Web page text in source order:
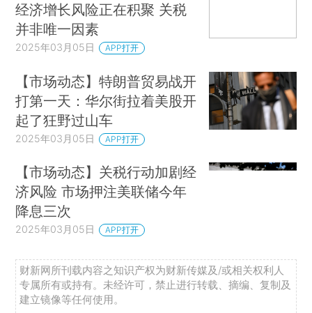
经济增长风险正在积聚 关税
并非唯一因素
2025年03月05日 APP打开
【市场动态】特朗普贸易战开
打第一天：华尔街拉着美股开
起了狂野过山车
2025年03月05日 APP打开
【市场动态】关税行动加剧经
济风险 市场押注美联储今年
降息三次
2025年03月05日 APP打开
财新网所刊载内容之知识产权为财新传媒及/或相关权利人
专属所有或持有。未经许可，禁止进行转载、摘编、复制及
建立镜像等任何使用。